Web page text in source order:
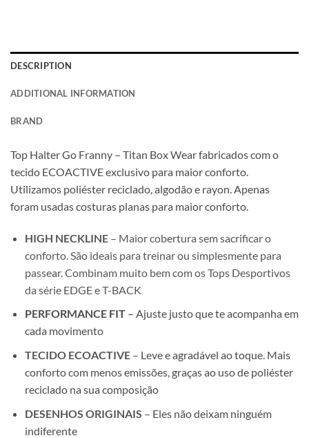
DESCRIPTION
ADDITIONAL INFORMATION
BRAND
Top Halter Go Franny – Titan Box Wear fabricados com o
tecido ECOACTIVE exclusivo para maior conforto.
Utilizamos poliéster reciclado, algodão e rayon. Apenas
foram usadas costuras planas para maior conforto.
HIGH NECKLINE– Maior cobertura sem sacrificar o
conforto. São ideais para treinar ou simplesmente para
passear. Combinam muito bem com os Tops Desportivos
da série EDGE e T-BACK
PERFORMANCE FIT – Ajuste justo que te acompanha em
cada movimento
TECIDO ECOACTIVE– Leve e agradável ao toque. Mais
conforto com menos emissões, graças ao uso de poliéster
reciclado na sua composição
DESENHOS ORIGINAIS – Eles não deixam ninguém
indiferente